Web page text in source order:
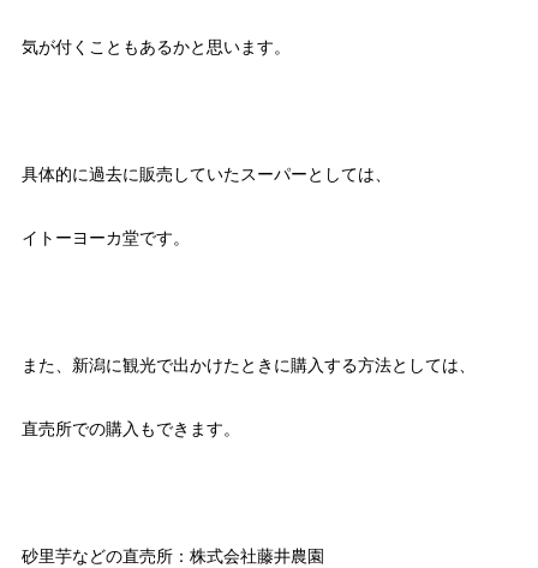
気が付くこともあるかと思います。
具体的に過去に販売していたスーパーとしては、
イトーヨーカ堂です。
また、新潟に観光で出かけたときに購入する方法としては、
直売所での購入もできます。
砂里芋などの直売所：株式会社藤井農園